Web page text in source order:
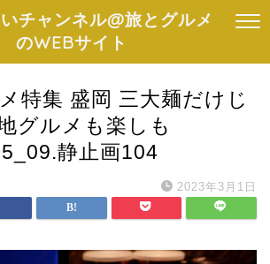
チャンネル@旅とグルメ
のWEBサイト
特集 盛岡 三大麺だけじ
グルメも楽しも
静止画104
2023年3月1日